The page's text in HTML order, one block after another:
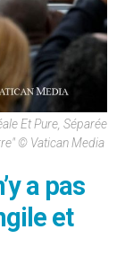
Et Pure, Séparée
© Vatican Media
a pas
et